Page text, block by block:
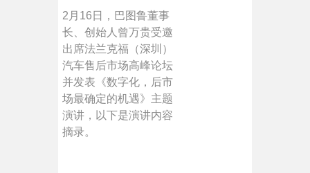
2月16日，巴图鲁董事
长、创始人曾万贵受邀
出席法兰克福（深圳）
汽车售后市场高峰论坛
并发表《数字化，后市
场最确定的机遇》主题
演讲，以下是演讲内容
摘录。